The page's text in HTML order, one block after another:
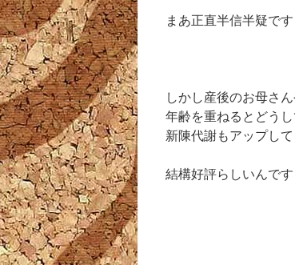
まあ正直半信半疑で
しかし産後のお母さ
年齢を重ねるとどうし
新陳代謝もアップし
結構好評らしいんです